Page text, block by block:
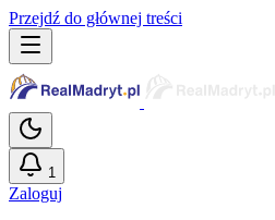
Przejdź do głównej treści
1
Zaloguj